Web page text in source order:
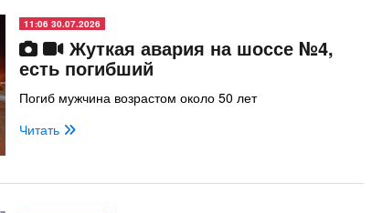
11:06 30.07.2026
Жуткая авария на шоссе №4,
есть погибший
Погиб мужчина возрастом около 50 лет
Читать